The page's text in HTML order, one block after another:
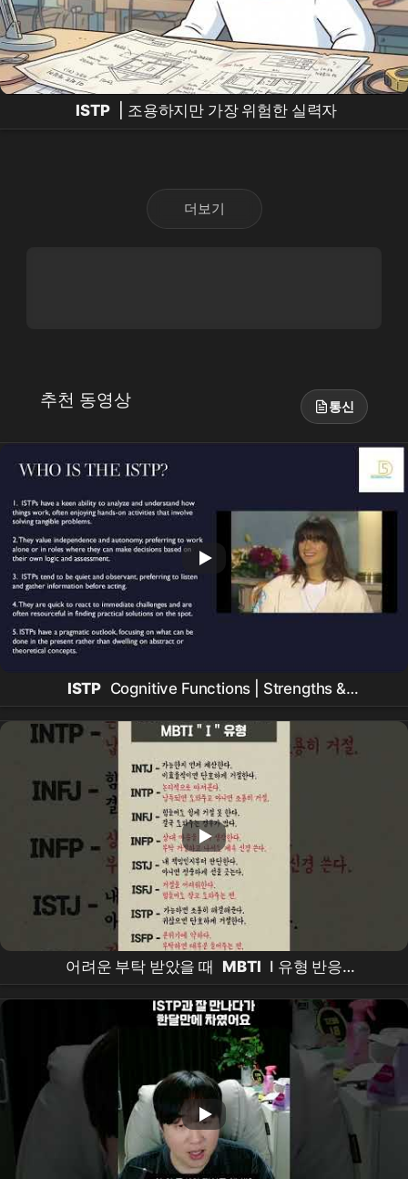
ISTP | 조용하지만 가장 위험한 실력자
더보기
추천 동영상 통신
ISTP Cognitive Functions | Strengths &
Weaknesses | Gift & Superpower ( MBTI Magic
Course Pt. 15)
어려운 부탁 받았을 때 MBTI I 유형 반응
# MBTI # INTJ # INTP # INFJ # INFP # ISTJ # ISFJ #
공감#성격유형 #심리테스트#공감쇼츠#내향형